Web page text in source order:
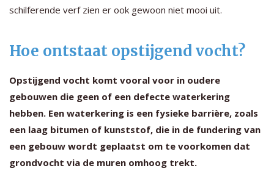
schilferende verf zien er ook gewoon niet mooi uit.
Hoe ontstaat opstijgend vocht?
Opstijgend vocht komt vooral voor in oudere
gebouwen die geen of een defecte waterkering
hebben. Een waterkering is een fysieke barrière, zoals
een laag bitumen of kunststof, die in de fundering van
een gebouw wordt geplaatst om te voorkomen dat
grondvocht via de muren omhoog trekt.